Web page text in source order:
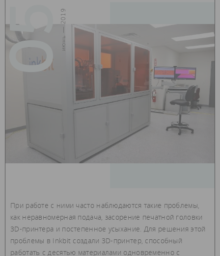
05
июнь — 2019
При работе с ними часто наблюдаются такие проблемы,
как неравномерная подача, засорение печатной головки
3D-принтера и постепенное усыхание. Для решения этой
проблемы в Inkbit создали 3D-принтер, способный
работать с десятью материалами одновременно с